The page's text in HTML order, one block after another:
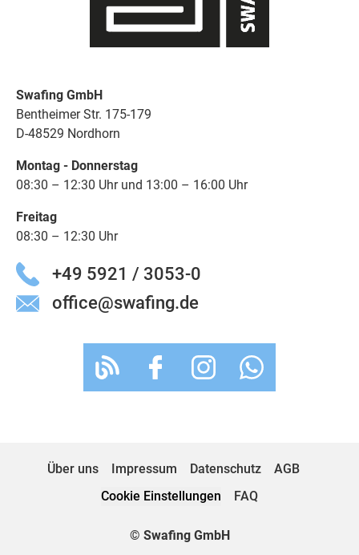
Swafing GmbH
Bentheimer Str. 175-179
D-48529 Nordhorn
Montag - Donnerstag
08:30 – 12:30 Uhr und 13:00 – 16:00 Uhr
Freitag
08:30 – 12:30 Uhr
+49 5921 / 3053-0
office@swafing.de
© Swafing GmbH
Über uns Impressum Datenschutz
AGB
Cookie Einstellungen
FAQ